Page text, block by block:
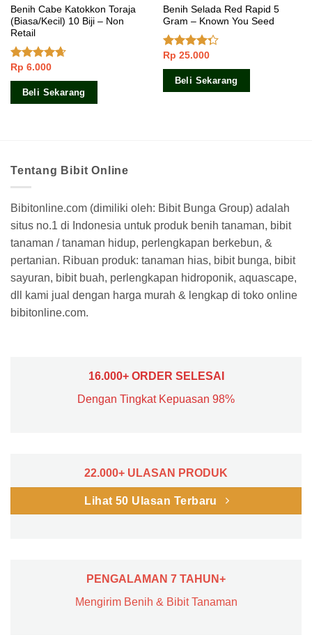
Benih Cabe Katokkon Toraja
(Biasa/Kecil) 10 Biji – Non
Retail
Dinilai
4.33dari
Rp 6.000
Beli Sekarang
Benih Selada Red Rapid 5
Gram – Known You Seed
Dinilai
4.00dari
Rp 25.000
Beli Sekarang
Tentang Bibit Online
Bibitonline.com (dimiliki oleh: Bibit Bunga Group) adalah
situs no.1 di Indonesia untuk produk benih tanaman, bibit
tanaman / tanaman hidup, perlengkapan berkebun, &
pertanian. Ribuan produk: tanaman hias, bibit bunga, bibit
sayuran, bibit buah, perlengkapan hidroponik, aquascape,
dll kami jual dengan harga murah & lengkap di toko online
bibitonline.com.
16.000+ ORDER SELESAI
Dengan Tingkat Kepuasan 98%
22.000+ ULASAN PRODUK
Lihat 50 Ulasan Terbaru
PENGALAMAN 7 TAHUN+
Mengirim Benih & Bibit Tanaman